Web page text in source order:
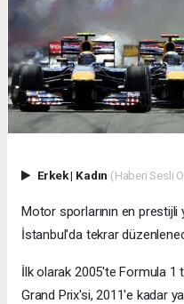
Erkek| Kadın (Haberi Sesli
Motor sporlarının en prestijli
İstanbul'da tekrar
İlk olarak 2005'te Formula 1
Grand Prix'si, 2011'e kadar